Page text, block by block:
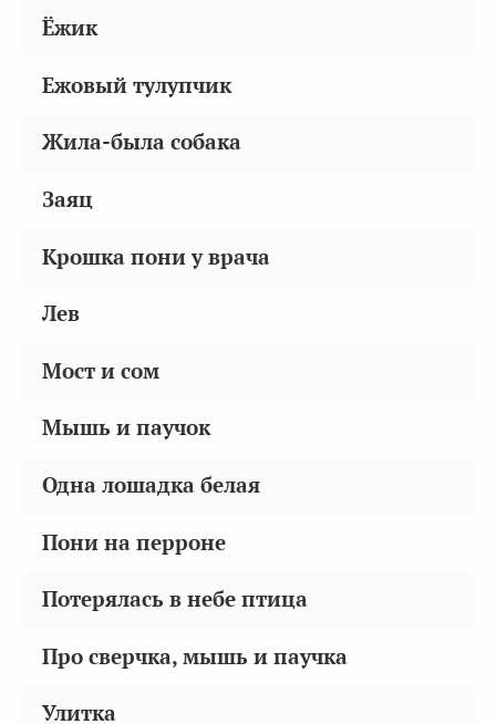
Ёжик
Ежовый тулупчик
Жила-была собака
Заяц
Крошка пони у врача
Лев
Мост и сом
Мышь и паучок
Одна лошадка белая
Пони на перроне
Потерялась в небе птица
Про сверчка, мышь и паучка
Улитка